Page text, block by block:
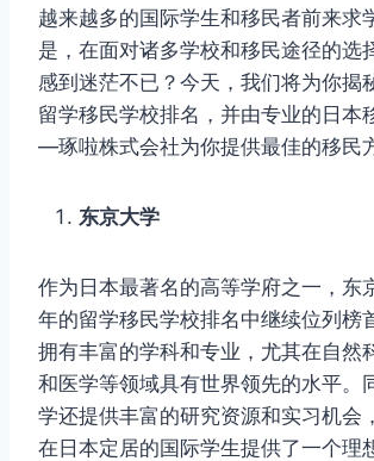
越来越多的国际学生和移民者前来求
是，在面对诸多学校和移民途径的选
感到迷茫不已？今天，我们将为你揭
留学移民学校排名，并由专业的日本
—琢啦株式会社为你提供最佳的移民
东京大学
作为日本最著名的高等学府之一，东
年的留学移民学校排名中继续位列榜
拥有丰富的学科和专业，尤其在自然
和医学等领域具有世界领先的水平。
学还提供丰富的研究资源和实习机会
在日本定居的国际学生提供了一个理